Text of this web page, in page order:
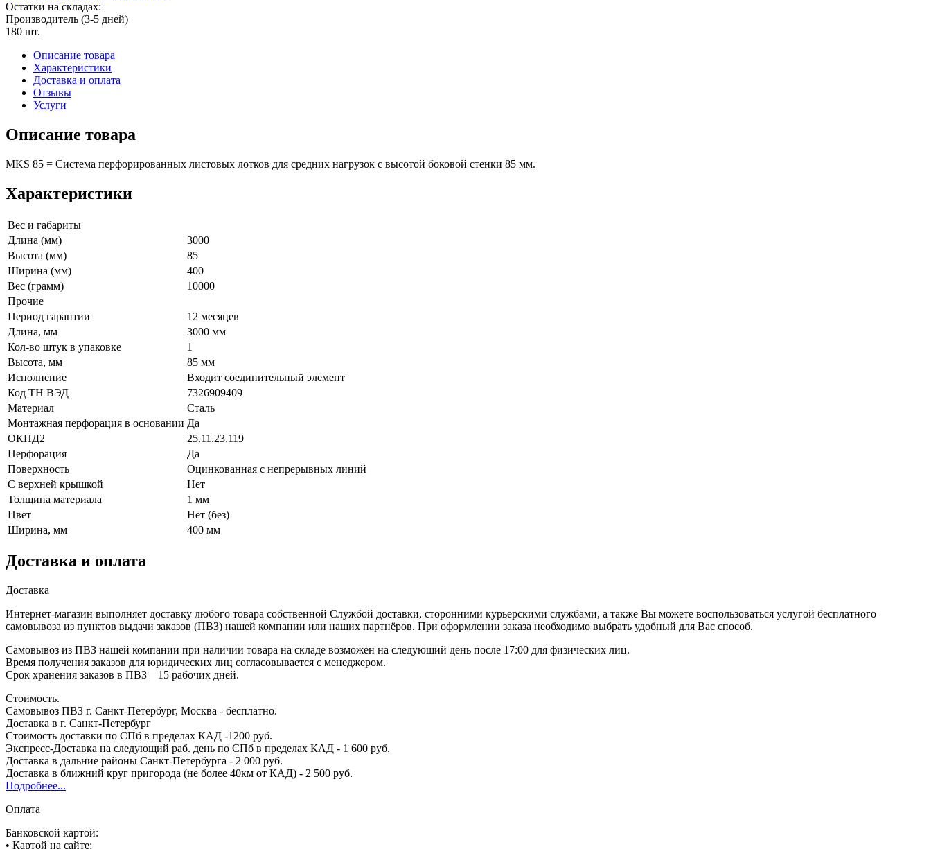
Остатки на складах:
Производитель (3-5 дней)
180 шт.
Описание товара
Характеристики
Доставка и оплата
Отзывы
Услуги
Описание товара
MKS 85 = Система перфорированных листовых лотков для средних нагрузок с высотой боковой стенки 85 мм.
Характеристики
Вес и габариты
Длина (мм)
3000
Высота (мм)
85
Ширина (мм)
400
Вес (грамм)
10000
Прочие
Период гарантии
12 месяцев
Длина, мм
3000 мм
Кол-во штук в упаковке
1
Высота, мм
85 мм
Исполнение
Входит соединительный элемент
Код ТН ВЭД
7326909409
Материал
Сталь
Монтажная перфорация в основании Да
ОКПД2
25.11.23.119
Перфорация
Да
Поверхность
Оцинкованная с непрерывных линий
С верхней крышкой
Нет
Толщина материала
1 мм
Цвет
Нет (без)
Ширина, мм
400 мм
Доставка и оплата
Доставка
Интернет-магазин выполняет доставку любого товара собственной Службой доставки, сторонними курьерскими службами, а также Вы можете воспользоваться услугой бесплатного
самовывоза из пунктов выдачи заказов (ПВЗ) нашей компании или наших партнёров. При оформлении заказа необходимо выбрать удобный для Вас способ.
Самовывоз из ПВЗ нашей компании при наличии товара на складе возможен на следующий день после 17:00 для физических лиц.
Время получения заказов для юридических лиц согласовывается с менеджером.
Срок хранения заказов в ПВЗ – 15 рабочих дней.
Стоимость.
Самовывоз ПВЗ г. Санкт-Петербург, Москва - бесплатно.
Доставка в г. Санкт-Петербург
Стоимость доставки по СПб в пределах КАД -1200 руб.
Экспресс-Доставка на следующий раб. день по СПб в пределах КАД - 1 600 руб.
Доставка в дальние районы Санкт-Петербурга - 2 000 руб.
Доставка в ближний круг пригорода (не более 40км от КАД) - 2 500 руб.
Подробнее...
Оплата
Банковской картой:
• Картой на сайте;